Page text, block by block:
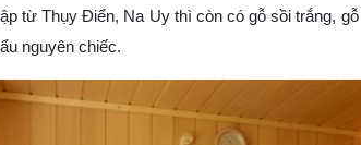
từ Thụy Điển, Na Uy thì còn có gỗ sồi trắng,
nguyên chiếc.